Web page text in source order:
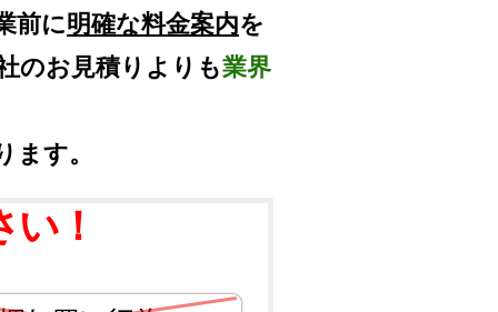
前に明確な料金案内を
のお見積りよりも業界
ます。
！